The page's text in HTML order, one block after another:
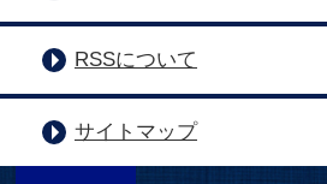
RSSについて
サイトマップ